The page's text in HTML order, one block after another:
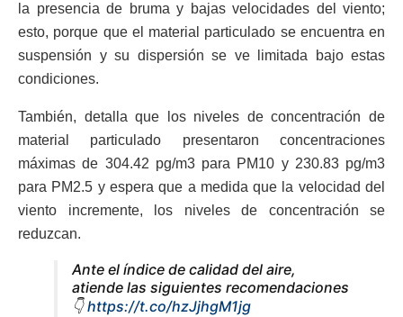
la presencia de bruma y bajas velocidades del viento;
esto, porque que el material particulado se encuentra en
suspensión y su dispersión se ve limitada bajo estas
condiciones.
También, detalla que los niveles de concentración de
material particulado presentaron concentraciones
máximas de 304.42 pg/m3 para PM10 y 230.83 pg/m3
para PM2.5 y espera que a medida que la velocidad del
viento incremente, los niveles de concentración se
reduzcan.
Ante el índice de calidad del aire,
atiende las siguientes recomendaciones
👇https://t.co/hzJjhgM1jg